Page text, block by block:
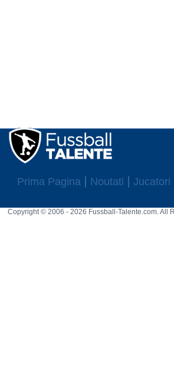
Prima Pagina Noutati Jucatori
Copyright © 2006 - 2026 Fussball-Talente.com. All